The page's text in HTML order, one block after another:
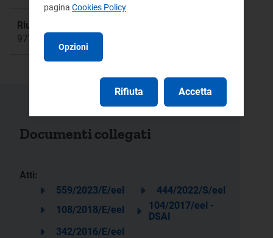
Riunione:
977
Documenti collegati
Atti:
559/2023/E/eel
444/2022/S/eel
108/2018/E/eel
104/2017/eel -
DSAI
342/2016/E/eel
pagina Cookies Policy
Opzioni
Rifiuta Accetta